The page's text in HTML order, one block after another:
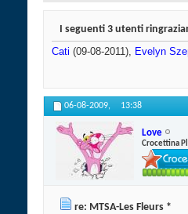
I seguenti 3 utenti
Cati (09-08-2011), Evelyn
06-08-2009, 13:38
Love
Crocettina
re: MTSA-Les Fleurs *